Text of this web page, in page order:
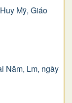
Mỹ, Giáo
Năm, Lm, ngày